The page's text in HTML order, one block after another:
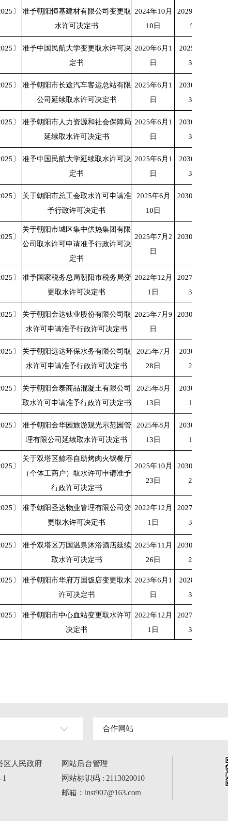
〕
准予朝阳恒基建材有限公司变更取
水许可决定书
2024年10月
10日
2029年10月
9日
〕
准予中国民航大学变更取水许可决
定书
2020年6月1
日
2025年5月
31日
〕
准予朝阳市长途汽车客运总站有限
公司延续取水许可决定书
2025年6月1
日
2030年5月
31日
〕
准予朝阳市人力资源和社会保障局
延续取水许可决定书
2025年6月1
日
2030年5月
31日
〕
准予中国民航大学延续取水许可决
定书
2025年6月1
日
2030年5月
31日
〕
关于朝阳市总工会取水许可申请准
予行政许可决定书
2025年6月
10日
2030年6月9
〕
关于朝阳市城区集中供热集团有限
公司取水许可申请准予行政许可决
定书
2025年7月2
日
2030年7月2
〕
准予国家税务总局朝阳市税务局变
更取水许可决定书
2022年12月
1日
2027年11月
30日
〕
关于朝阳金达钛业股份有限公司取
水许可申请准予行政许可决定书
2025年7月9
日
2030年7月8
〕
关于朝阳远达环保水务有限公司取
水许可申请准予行政许可决定书
2025年7月
28日
2030年7月
27日
〕
关于朝阳金泰商品混凝土有限公司
取水许可申请准予行政许可决定书
2025年8月
13日
2030年8月
12日
〕
准予朝阳金华园旅游观光示范园管
理有限公司延续取水许可决定书
2025年8月
13日
2030年8月
12日
〕
关于双塔区鲸吞自助烤肉火锅餐厅
（个体工商户）取水许可申请准予
行政许可决定书
2025年10月
23日
2030年10月
22日
〕
准予朝阳圣达物业管理有限公司变
更取水许可决定书
2022年12月
1日
2027年11月
30日
〕
准予双塔区万国温泉沐浴酒店延续
取水许可决定书
2025年11月
26日
2030年11月
25日
〕
准予朝阳市华府万国饭店变更取水
许可决定书
2023年6月1
日
2028年5月
31日
〕
准予朝阳市中心血站变更取水许可
决定书
2022年12月
1日
2027年11月
30日
合作网站
区人民政府
网站后台管理
网站标识码 : 2113020010
邮箱：lnst907@163.com